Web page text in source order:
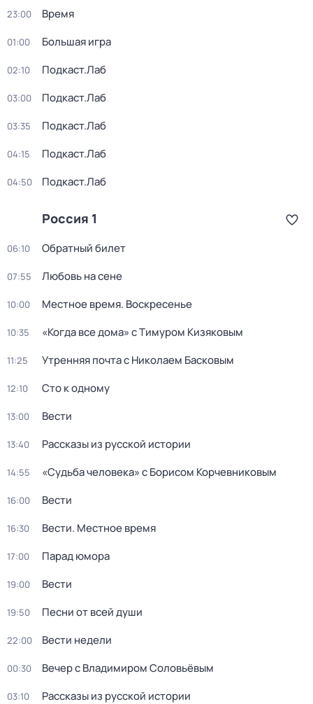
23:00 Время
01:00 Большая игра
02:10 Подкаст.Лаб
03:00 Подкаст.Лаб
03:35 Подкаст.Лаб
04:15 Подкаст.Лаб
04:50 Подкаст.Лаб
Россия 1
06:10 Обратный билет
07:55 Любовь на сене
10:00 Местное время. Воскресенье
10:35 «Когда все дома» с Тимуром Кизяковым
11:25 Утренняя почта с Николаем Басковым
12:10 Сто к одному
13:00 Вести
13:40 Рассказы из русской истории
14:55 «Судьба человека» с Борисом Корчевниковым
16:00 Вести
16:30 Вести. Местное время
17:00 Парад юмора
19:00 Вести
19:50 Песни от всей души
22:00 Вести недели
00:30 Вечер с Владимиром Соловьёвым
03:10 Рассказы из русской истории